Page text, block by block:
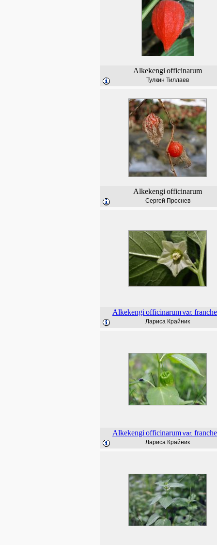
Alkekengi officinarum
Тулкин Тиллаев
Alkekengi officinarum
Сергей Проснев
Alkekengi officinarum var.
Лариса Крайник
Alkekengi officinarum var.
Лариса Крайник